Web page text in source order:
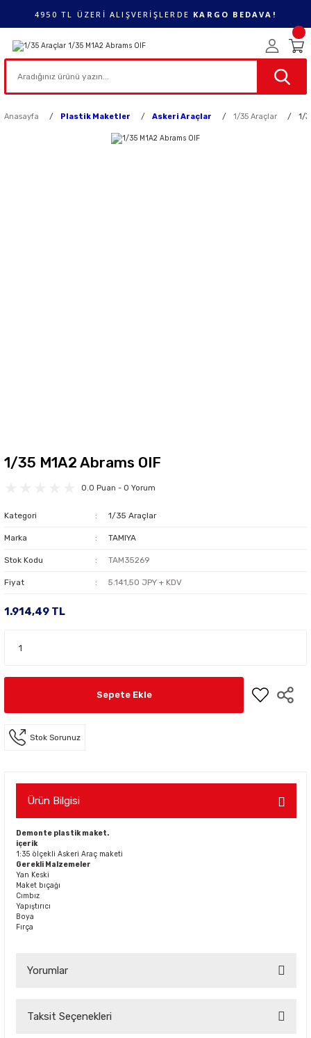
4950 TL ÜZERİ ALIŞVERİŞLERDE KARGO BEDAVA!
Anasayfa Plastik Maketler Askeri Araçlar 1/35 Araçlar 1/
1/35 M1A2 Abrams OIF
0.0 Puan - 0 Yorum
Kategori 1/35 Araçlar
Marka TAMIYA
Stok Kodu TAM35269
Fiyat 5.141,50 JPY + KDV
1.914,49 TL
Sepete Ekle
Stok Sorunuz
Ürün Bilgisi
Demonte plastik maket.
içerik
1:35 ölçekli Askeri Araç maketi
Gerekli Malzemeler
Yan Keski
Maket bıçağı
Cımbız
Yapıştırıcı
Boya
Fırça
Yorumlar
Taksit Seçenekleri